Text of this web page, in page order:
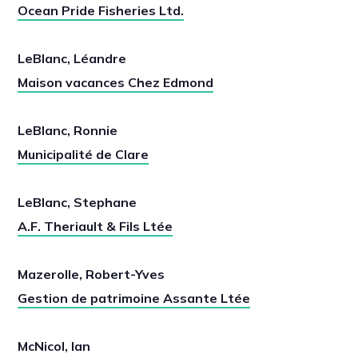
Ocean Pride Fisheries Ltd.
LeBlanc, Léandre
Maison vacances Chez Edmond
LeBlanc, Ronnie
Municipalité de Clare
LeBlanc, Stephane
A.F. Theriault & Fils Ltée
Mazerolle, Robert-Yves
Gestion de patrimoine Assante Ltée
McNicol, Ian